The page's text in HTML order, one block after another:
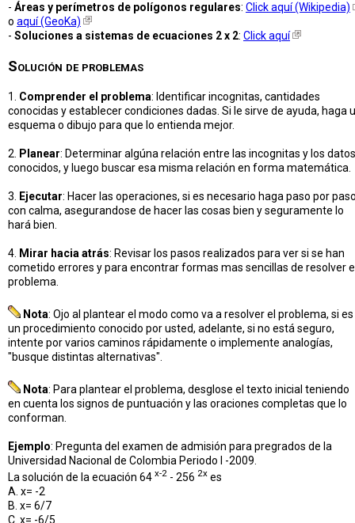
- Áreas y perímetros de polígonos regulares: Click aquí (Wikipedia)
o aquí (GeoKa)
- Soluciones a sistemas de ecuaciones 2 x 2: Click aquí
Solución de problemas
1. Comprender el problema: Identificar incognitas, cantidades
conocidas y establecer condiciones dadas. Si le sirve de ayuda, haga
esquema o dibujo para que lo entienda mejor.
2. Planear: Determinar algúna relación entre las incognitas y los datos
conocidos, y luego buscar esa misma relación en forma matemática.
3. Ejecutar: Hacer las operaciones, si es necesario haga paso por
con calma, asegurandose de hacer las cosas bien y seguramente lo
hará bien.
4. Mirar hacia atrás: Revisar los pasos realizados para ver si se han
cometido errores y para encontrar formas mas sencillas de resolver
problema.
Nota: Ojo al plantear el modo como va a resolver el problema, si es
un procedimiento conocido por usted, adelante, si no está seguro,
intente por varios caminos rápidamente o implemente analogías,
"busque distintas alternativas".
Nota: Para plantear el problema, desglose el texto inicial teniendo
en cuenta los signos de puntuación y las oraciones completas que lo
conforman.
Ejemplo: Pregunta del examen de admisión para pregrados de la
Universidad Nacional de Colombia Periodo I -2009.
La solución de la ecuación 64 x-2 - 256 2x es
A. x= -2
B. x= 6/7
C. x= -6/5